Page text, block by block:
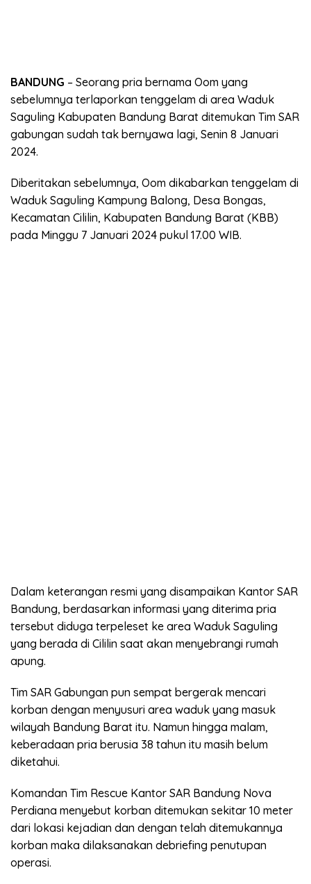
BANDUNG – Seorang pria bernama Oom yang
sebelumnya terlaporkan tenggelam di area Waduk
Saguling Kabupaten Bandung Barat ditemukan Tim SAR
gabungan sudah tak bernyawa lagi, Senin 8 Januari
2024.
Diberitakan sebelumnya, Oom dikabarkan tenggelam di
Waduk Saguling Kampung Balong, Desa Bongas,
Kecamatan Cililin, Kabupaten Bandung Barat (KBB)
pada Minggu 7 Januari 2024 pukul 17.00 WIB.
Dalam keterangan resmi yang disampaikan Kantor SAR
Bandung, berdasarkan informasi yang diterima pria
tersebut diduga terpeleset ke area Waduk Saguling
yang berada di Cililin saat akan menyebrangi rumah
apung.
Tim SAR Gabungan pun sempat bergerak mencari
korban dengan menyusuri area waduk yang masuk
wilayah Bandung Barat itu. Namun hingga malam,
keberadaan pria berusia 38 tahun itu masih belum
diketahui.
Komandan Tim Rescue Kantor SAR Bandung Nova
Perdiana menyebut korban ditemukan sekitar 10 meter
dari lokasi kejadian dan dengan telah ditemukannya
korban maka dilaksanakan debriefing penutupan
operasi.